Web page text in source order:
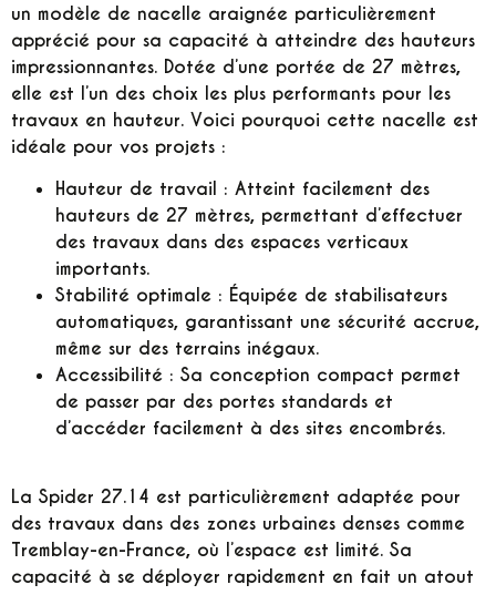
un modèle de nacelle araignée particulièrement
apprécié pour sa capacité à atteindre des hauteurs
impressionnantes. Dotée d’une portée de 27 mètres,
elle est l’un des choix les plus performants pour les
travaux en hauteur. Voici pourquoi cette nacelle est
idéale pour vos projets :
Hauteur de travail : Atteint facilement des
hauteurs de 27 mètres, permettant d’effectuer
des travaux dans des espaces verticaux
importants.
Stabilité optimale : Équipée de stabilisateurs
automatiques, garantissant une sécurité accrue,
même sur des terrains inégaux.
Accessibilité : Sa conception compact permet
de passer par des portes standards et
d’accéder facilement à des sites encombrés.
La Spider 27.14 est particulièrement adaptée pour
des travaux dans des zones urbaines denses comme
Tremblay-en-France, où l’espace est limité. Sa
capacité à se déployer rapidement en fait un atout